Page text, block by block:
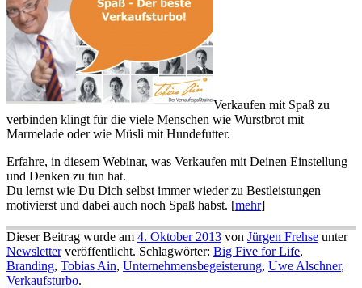
Verkaufen mit Spaß zu
verbinden klingt für die viele Menschen wie Wurstbrot mit
Marmelade oder wie Müsli mit Hundefutter.
Erfahre, in diesem Webinar, was Verkaufen mit Deinen Einstellung
und Denken zu tun hat.
Du lernst wie Du Dich selbst immer wieder zu Bestleistungen
motivierst und dabei auch noch Spaß habst. [mehr]
Dieser Beitrag wurde am 4. Oktober 2013 von Jürgen Frehse unter
Newsletterveröffentlicht. Schlagwörter: Big Five for Life,
Branding, Tobias Ain, Unternehmensbegeisterung, Uwe Alschner,
Verkaufsturbo.